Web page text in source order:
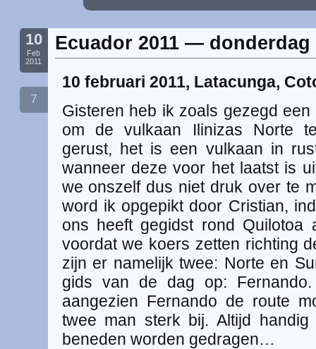
10
Feb
2011
7
Ecuador 2011 — donderdag
10 februari 2011, Latacunga,
Gisteren heb ik zoals gezegd
om de vulkaan Ilinizas Norte
gerust, het is een vulkaan in
wanneer deze voor het laatst is
we onszelf dus niet druk over te
word ik opgepikt door Cristian,
ons heeft gegidst rond Quilotoa
voordat we koers zetten richting
zijn er namelijk twee: Norte en
gids van de dag op:
aangezien Fernando de route
twee man sterk bij. Altijd
beneden worden gedragen…